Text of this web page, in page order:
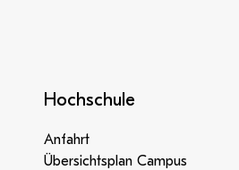
Hochschule
Anfahrt
Übersichtsplan Campus